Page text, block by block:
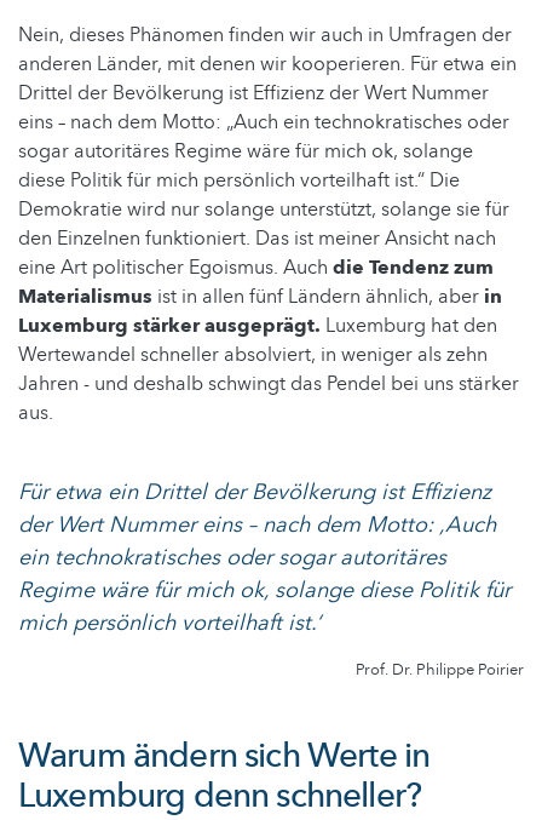
Nein, dieses Phänomen finden wir auch in Umfragen der
anderen Länder, mit denen wir kooperieren. Für etwa ein
Drittel der Bevölkerung ist Effizienz der Wert Nummer
eins – nach dem Motto: „Auch ein technokratisches oder
sogar autoritäres Regime wäre für mich ok, solange
diese Politik für mich persönlich vorteilhaft ist.“ Die
Demokratie wird nur solange unterstützt, solange sie für
den Einzelnen funktioniert. Das ist meiner Ansicht nach
eine Art politischer Egoismus. Auch die Tendenz zum
Materialismus ist in allen fünf Ländern ähnlich, aber in
Luxemburg stärker ausgeprägt. Luxemburg hat den
Wertewandel schneller absolviert, in weniger als zehn
Jahren - und deshalb schwingt das Pendel bei uns stärker
aus.
Für etwa ein Drittel der Bevölkerung ist Effizienz
der Wert Nummer eins – nach dem Motto: ,Auch
ein technokratisches oder sogar autoritäres
Regime wäre für mich ok, solange diese Politik für
mich persönlich vorteilhaft ist.‘
Prof. Dr. Philippe Poirier
Warum ändern sich Werte in
Luxemburg denn schneller?